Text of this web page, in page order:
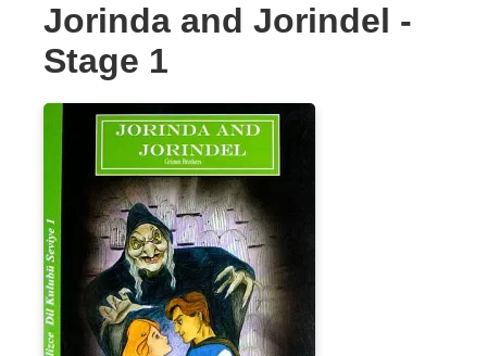
Jorinda and Jorindel -
Stage 1